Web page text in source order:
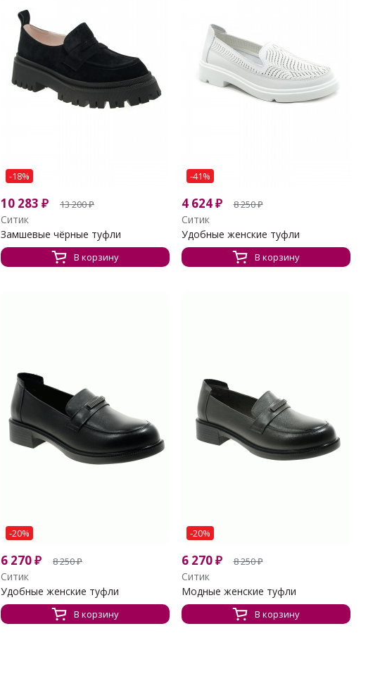
-18%
10 283 ₽ 13 200₽
Ситик
Замшевые чёрные туфли
В корзину
-41%
4 624₽ 8 250₽
Ситик
Удобные женские туфли
В корзину
-20%
6 270₽ 8 250₽
Ситик
Удобные женские туфли
В корзину
-20%
6 270₽ 8 250₽
Ситик
Модные женские туфли
В корзину